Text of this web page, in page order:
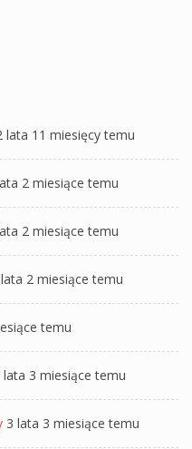
lata 11 miesięcy temu
2 miesiące temu
2 miesiące temu
2 miesiące temu
temu
lata 3 miesiące temu
3 lata 3 miesiące temu